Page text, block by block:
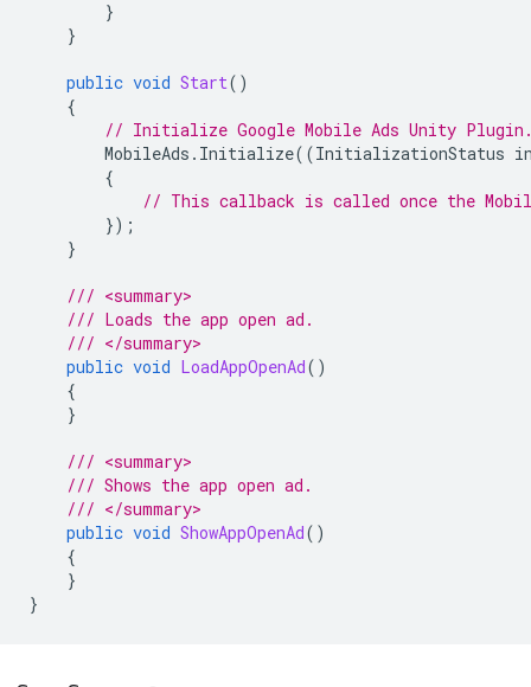
}
}
public void Start()
{
// Initialize Google Mobile Ads Unity Plugin
MobileAds . Initialize((InitializationStatus
{
// This callback is called once the
});
}
/// <summary>
/// Loads the app open ad.
/// </summary>
public void LoadAppOpenAd()
{
}
/// <summary>
/// Shows the app open ad.
/// </summary>
public void ShowAppOpenAd()
{
}
}